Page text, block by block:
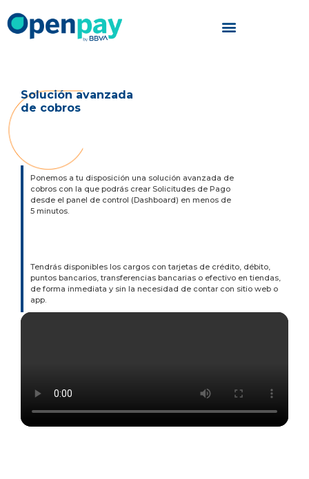
Saltar
Solución avanzada
de cobros
Ponemos a tu disposición una solución avanzada de
cobros con la que podrás crear Solicitudes de Pago
desde el panel de control (Dashboard) en menos de
5 minutos.
Tendrás disponibles los cargos con tarjetas de crédito, débito,
puntos bancarios, transferencias bancarias o efectivo en tiendas,
de forma inmediata y sin la necesidad de contar con sitio web o
app.